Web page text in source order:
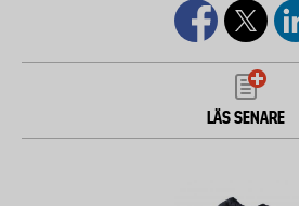
LÄS SENARE